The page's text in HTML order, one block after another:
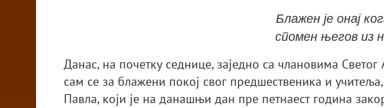
Блажен је онај
спомен његов из
Данас, на почетку седнице, заједно са члановима
сам се за блажени покој свог предшественика и
Павла, који је на данашњи дан пре петнаест година